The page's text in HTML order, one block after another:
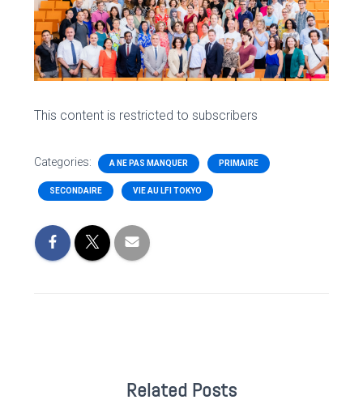
This content is restricted to subscribers
Categories: A NE PAS MANQUER PRIMAIRE
SECONDAIRE VIE AU LFI TOKYO
Related Posts